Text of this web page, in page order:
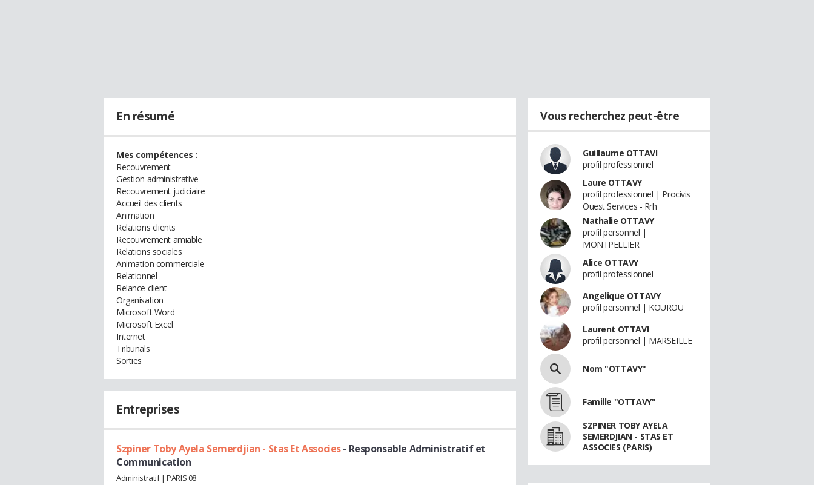
En résumé
Mes compétences :
Recouvrement
Gestion administrative
Recouvrement judiciaire
Accueil des clients
Animation
Relations clients
Recouvrement amiable
Relations sociales
Animation commerciale
Relationnel
Relance client
Organisation
Microsoft Word
Microsoft Excel
Internet
Tribunals
Sorties
Entreprises
Szpiner Toby Ayela Semerdjian - Stas Et Associes- Responsable Administratif et
Communication
Administratif | PARIS 08
Vous recherchez peut-être
Guillaume OTTAVI
profil professionnel
Laure OTTAVY
profil professionnel | Procivis
Ouest Services - Rrh
Nathalie OTTAVY
profil personnel |
MONTPELLIER
Alice OTTAVY
profil professionnel
Angelique OTTAVY
profil personnel | KOUROU
Laurent OTTAVI
profil personnel | MARSEILLE
Nom "OTTAVY"
Famille "OTTAVY"
SZPINER TOBY AYELA
SEMERDJIAN - STAS ET
ASSOCIES (PARIS)